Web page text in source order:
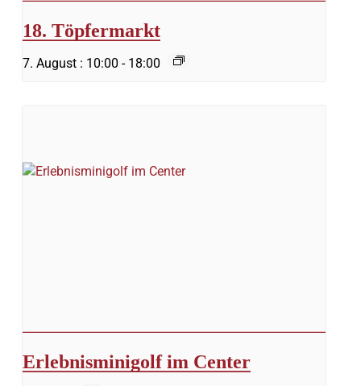
18. Töpfermarkt
7. August : 10:00 - 18:00
Erlebnisminigolf im Center